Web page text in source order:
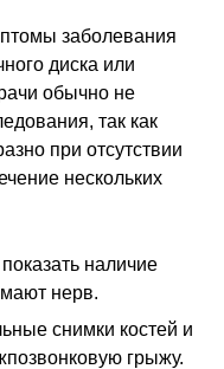
заболевания
диска или
обычно не
так как
при отсутствии
нескольких
наличие
нерв.
снимки костей и
грыжу.